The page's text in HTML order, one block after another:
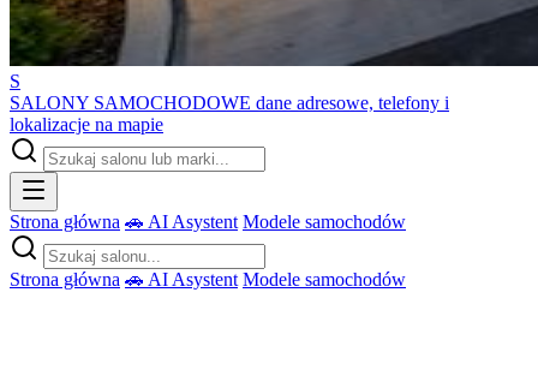
S
SALONY SAMOCHODOWE dane adresowe, telefony i
lokalizacje na mapie
Strona główna 🚗 AI Asystent Modele samochodów
Strona główna 🚗 AI Asystent Modele samochodów